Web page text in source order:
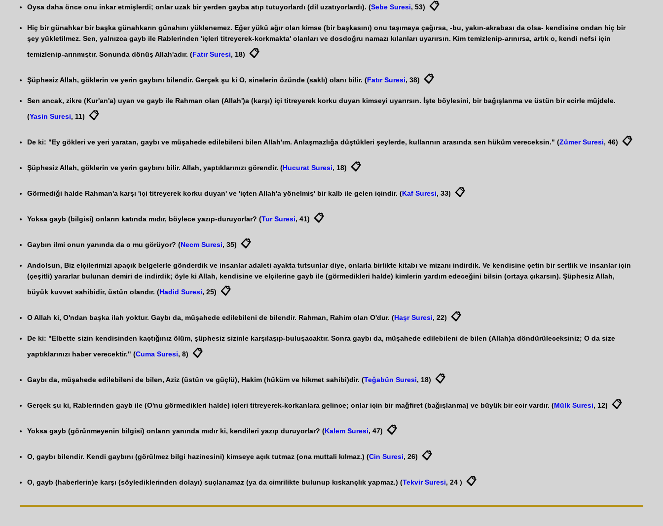
Oysa daha önce onu inkar etmişlerdi; onlar uzak bir yerden gayba atıp tutuyorlardı (dil uzatıyorlardı). (Sebe Suresi, 53) 📋
Hiç bir günahkar bir başka günahkarın günahını yüklenemez. Eğer yükü ağır olan kimse (bir başkasını) onu taşımaya çağırsa, -bu, yakın-akrabası da olsa- kendisine ondan hiç bir
şey yükletilmez. Sen, yalnızca gayb ile Rablerinden 'içleri titreyerek-korkmakta' olanları ve dosdoğru namazı kılanları uyarırsın. Kim temizlenip-arınırsa, artık o, kendi nefsi için
temizlenip-arınmıştır. Sonunda dönüş Allah'adır. (Fatır Suresi, 18) 📋
Şüphesiz Allah, göklerin ve yerin gaybını bilendir. Gerçek şu ki O, sinelerin özünde (saklı) olanı bilir. (Fatır Suresi, 38) 📋
Sen ancak, zikre (Kur'an'a) uyan ve gayb ile Rahman olan (Allah')a (karşı) içi titreyerek korku duyan kimseyi uyarırsın. İşte böylesini, bir bağışlanma ve üstün bir ecirle müjdele.
(Yasin Suresi, 11) 📋
De ki: "Ey gökleri ve yeri yaratan, gaybı ve müşahede edilebileni bilen Allah'ım. Anlaşmazlığa düştükleri şeylerde, kullarının arasında sen hüküm vereceksin." (Zümer Suresi, 46) 📋
Şüphesiz Allah, göklerin ve yerin gaybını bilir. Allah, yaptıklarınızı görendir. (Hucurat Suresi, 18) 📋
Görmediği halde Rahman'a karşı 'içi titreyerek korku duyan' ve 'içten Allah'a yönelmiş' bir kalb ile gelen içindir. (Kaf Suresi, 33) 📋
Yoksa gayb (bilgisi) onların katında mıdır, böylece yazıp-duruyorlar? (Tur Suresi, 41) 📋
Gaybın ilmi onun yanında da o mu görüyor? (Necm Suresi, 35) 📋
Andolsun, Biz elçilerimizi apaçık belgelerle gönderdik ve insanlar adaleti ayakta tutsunlar diye, onlarla birlikte kitabı ve mizanı indirdik. Ve kendisine çetin bir sertlik ve insanlar için
(çeşitli) yararlar bulunan demiri de indirdik; öyle ki Allah, kendisine ve elçilerine gayb ile (görmedikleri halde) kimlerin yardım edeceğini bilsin (ortaya çıkarsın). Şüphesiz Allah,
büyük kuvvet sahibidir, üstün olandır. (Hadid Suresi, 25) 📋
O Allah ki, O'ndan başka ilah yoktur. Gaybı da, müşahede edilebileni de bilendir. Rahman, Rahim olan O'dur. (Haşr Suresi, 22) 📋
De ki: "Elbette sizin kendisinden kaçtığınız ölüm, şüphesiz sizinle karşılaşıp-buluşacaktır. Sonra gaybı da, müşahede edilebileni de bilen (Allah)a döndürüleceksiniz; O da size
yaptıklarınızı haber verecektir." (Cuma Suresi, 8) 📋
Gaybı da, müşahede edilebileni de bilen, Aziz (üstün ve güçlü), Hakim (hüküm ve hikmet sahibi)dir. (Teğabün Suresi, 18) 📋
Gerçek şu ki, Rablerinden gayb ile (O'nu görmedikleri halde) içleri titreyerek-korkanlara gelince; onlar için bir mağfiret (bağışlanma) ve büyük bir ecir vardır. (Mülk Suresi, 12) 📋
Yoksa gayb (görünmeyenin bilgisi) onların yanında mıdır ki, kendileri yazıp duruyorlar? (Kalem Suresi, 47) 📋
O, gaybı bilendir. Kendi gaybını (görülmez bilgi hazinesini) kimseye açık tutmaz (ona muttali kılmaz.) (Cin Suresi, 26) 📋
O, gayb (haberlerin)e karşı (söylediklerinden dolayı) suçlanamaz (ya da cimrilikte bulunup kıskançlık yapmaz.) (Tekvir Suresi, 24 ) 📋